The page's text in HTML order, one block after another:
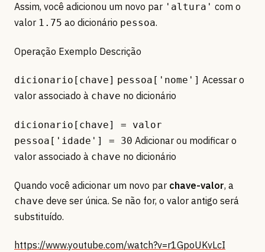
Assim, você adicionou um novo par 'altura' com o
valor 1.75 ao dicionário pessoa.
Operação Exemplo Descrição
dicionario[chave] pessoa['nome'] Acessar o
valor associado à chave no dicionário
dicionario[chave] = valor
pessoa['idade'] = 30 Adicionar ou modificar o
valor associado à chave no dicionário
Quando você adicionar um novo par chave-valor, a
chave deve ser única. Se não for, o valor antigo será
substituído.
https://www.youtube.com/watch?v=r1GpoUKvLcI